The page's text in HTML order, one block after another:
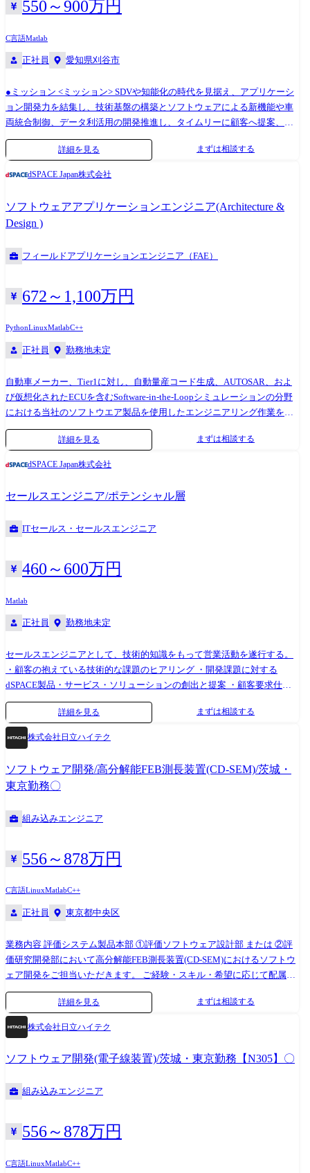
MATLAB/simulink、C言語、Python
550～900万円
C言語Matlab
正社員 愛知県刈谷市
●ミッション <ミッション> SDVや知能化の時代を見据え、アプリケーシ
ョン開発力を結集し、技術基盤の構築とソフトウェアによる新機能や車
両統合制御、データ利活用の開発推進し、タイムリーに顧客へ提案、市
場へ投入する。(SDV:Software Defined Vehicle) <主要業務> ・電動パーキ
ングブレーキにおけるソフトウェア開発・設計業務 ブレーキ制御を中心
として車両制御ソフトウェア設計開発等に従事いただきます。 具体的に
フェールセーフ開発、車両ネットワークソフトウェア設計、等様々な領
域をご担当いただきます。 ※ご経験に応じて、ソフトウェア開発実装・
PM(プロジェクトマネジメント)のいずれかをご担当いただく予定です。
詳細を見る まずは相談する
dSPACE Japan株式会社
ソフトウェアアプリケーションエンジニア(Architecture &
Design )
フィールドアプリケーションエンジニア（FAE）
672～1,100万円
PythonLinuxMatlabC++
正社員 勤務地未定
自動車メーカー、Tier1に対し、自動量産コード生成、AUTOSAR、およ
び仮想化されたECUを含むSoftware-in-the-Loopシミュレーションの分野
における当社のソフトウエア製品を使用したエンジニアリング作業を実
施します。 またカスタマートレーニングやカスタマーサポートを含む各
種サービスを提供する役割も担います。 【業務詳細】 ①エンジニアリン
構築、国内外エンジニア(ドイツ本社含む)との協業 導入後:受入テスト支
援、安定稼働に向けた技術サポート ②技術スペシャリストとしての活動
複雑な技術課題の解決(社内・海外連携含む) 製品の専門知識を活かした
ートレーニング 自社拠点および顧客先での技術トレーニング実施 ④カス
タマーサポート(高度案件) 一般サポートでは解決できない高度な技術課
詳細を見る まずは相談する
dSPACE Japan株式会社
セールスエンジニア/ポテンシャル層
ITセールス・セールスエンジニア
460～600万円
Matlab
正社員 勤務地未定
セールスエンジニアとして、技術的知識をもって営業活動を遂行する。
・顧客の抱えている技術的な課題のヒアリング ・開発課題に対する
dSPACE製品・サービス・ソリューションの創出と提案 ・顧客要求仕様
に対するdSPACE製品詳細仕様・性能の確認 ・dSPACE Japan 技術部と
dSPACEドイツ本国を交えたソリューション企画のリード ・顧客に提供
する製品・サービス・ソリューションの見積書作成 ・見積書に対する合
意形成のための折衝 ・dSPACE製品導入フェーズの技術的支援と導入後
のアフターサービス ・自動車業界の技術動向や顧客開発プロセスの調査
と営業戦略立案の支援 ・展示会・セミナー・デモンストレーションをと
おしたモデルベース開発とdSPACE製品の宣伝活動 【例えば】 顧客がモ
車、信号などを考慮に入れた自動運転のシミュレーション)のご要望を詳
来るかを検討し、提案頂きます。
詳細を見る まずは相談する
株式会社日立ハイテク
ソフトウェア開発/高分解能FEB測長装置(CD-SEM)/茨城・
東京勤務〇
組み込みエンジニア
556～878万円
C言語LinuxMatlabC++
正社員 東京都中央区
業務内容 評価システム製品本部 ①評価ソフトウェア設計部 または ②評
価研究開発部において高分解能FEB測長装置(CD-SEM)におけるソフトウ
ェア開発をご担当いただきます。 ご経験・スキル・希望に応じて配属先
及び業務内容を決定致します。 ①評価ソフトウェア設計部は、評価シス
テム製品のソフトウェア開発を担う部隊です。 ②評価研究開発部は、半
導体検査・計測装置(CD-SEM/レビューSEM)の設計を担う部隊です。 今
回、ソフトウェア開発者を募集しております。両部は開発・設計で協働
をしております。 組み込みソフトウェア開発経験者にご入社頂き、ご経
験・スキルに応じて、プロジェクトマネジメントをお任せしたいと思っ
ております。所属については、勤務地含め相談の上、決定したいと思っ
ております。 ●開発環境 言語: C、C++ 環境: Linux、VxWorks、
部署は評価システム製品のソフトウェア設計・開発を担っている部署で
す。 製品ごとにチームに分かれており、要件定義～コーディング、テス
トまでのソフトウェア開発の全工程を担っております。 製品、チームに
詳細を見る まずは相談する
株式会社日立ハイテク
ソフトウェア開発(電子線装置)/茨城・東京勤務【N305】〇
組み込みエンジニア
556～878万円
C言語LinuxMatlabC++